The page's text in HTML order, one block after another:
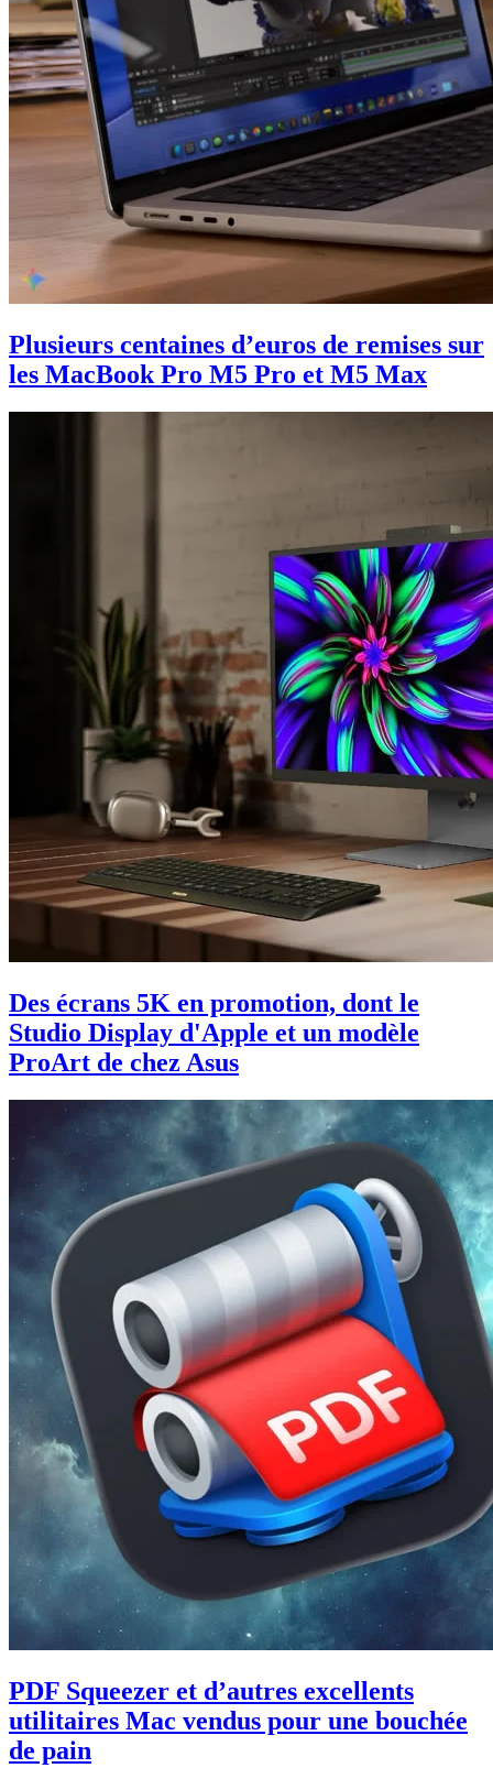
Plusieurs centaines d’euros de remises sur
les MacBook Pro M5 Pro et M5 Max
Des écrans 5K en promotion, dont le
Studio Display d'Apple et un modèle
ProArt de chez Asus
PDF Squeezer et d’autres excellents
utilitaires Mac vendus pour une bouchée
de pain